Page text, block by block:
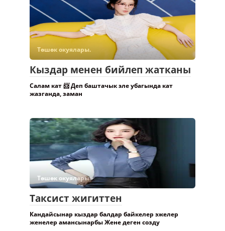
Төшөк окуялары.
Кыздар менен бийлеп жатканы
Салам кат 📨 Деп баштачык эле убагында кат
жазганда, заман
Төшөк окуялары.
Таксист жигиттен
Кандайсынар кыздар балдар байкелер эжелер
женелер амансынарбы Жене деген созду